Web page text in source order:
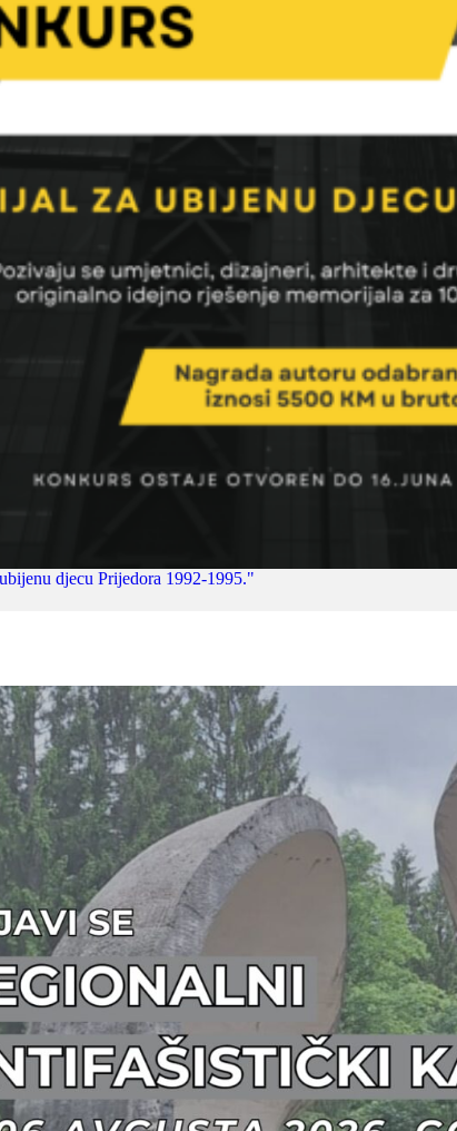
djecu Prijedora 1992-1995."